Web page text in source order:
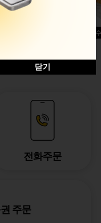
니]
허니옥
전화주문
주문
닫기